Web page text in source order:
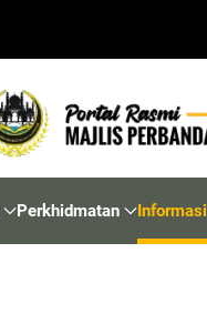
Perkhidmatan Informasi